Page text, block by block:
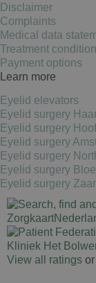
Disclaimer
Complaints
Medical data
Treatment
Payment options
Learn more
Eyelid elevators
Eyelid surgery
Eyelid surgery
Eyelid surgery
Eyelid surgery
Eyelid surgery
Eyelid surgery
Kliniek Het
View all ratings or